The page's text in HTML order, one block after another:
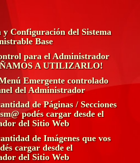
y Configuración del Sistema
Base
para el Administrador
A UTILIZARLO!
Emergente controlado
del Administrador
de Páginas / Secciones
podés cargar desde el
del Sitio Web
de Imágenes que vos
cargar desde el
del Sitio Web